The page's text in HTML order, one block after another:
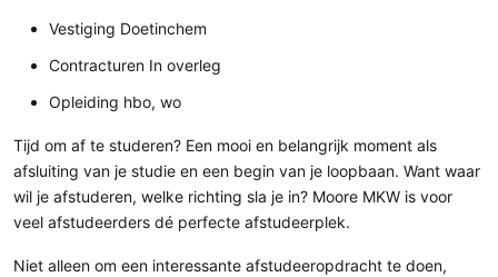
Vestiging Doetinchem
Contracturen In overleg
Opleiding hbo, wo
Tijd om af te studeren? Een mooi en belangrijk moment als
afsluiting van je studie en een begin van je loopbaan. Want waar
wil je afstuderen, welke richting sla je in? Moore MKW is voor
veel afstudeerders dé perfecte afstudeerplek.
Niet alleen om een interessante afstudeeropdracht te doen,